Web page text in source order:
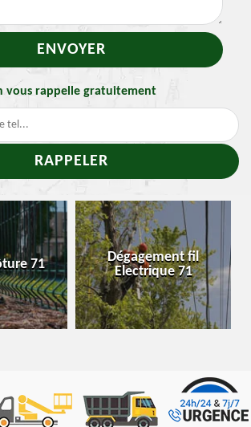
vous rappelle gratuitement
71
Dégagement fil
Electrique 71